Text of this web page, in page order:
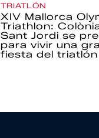
TRIATLÓN
XIV Mallorca
Triathlon:
Sant Jordi se
para vivir una
fiesta del triatlón